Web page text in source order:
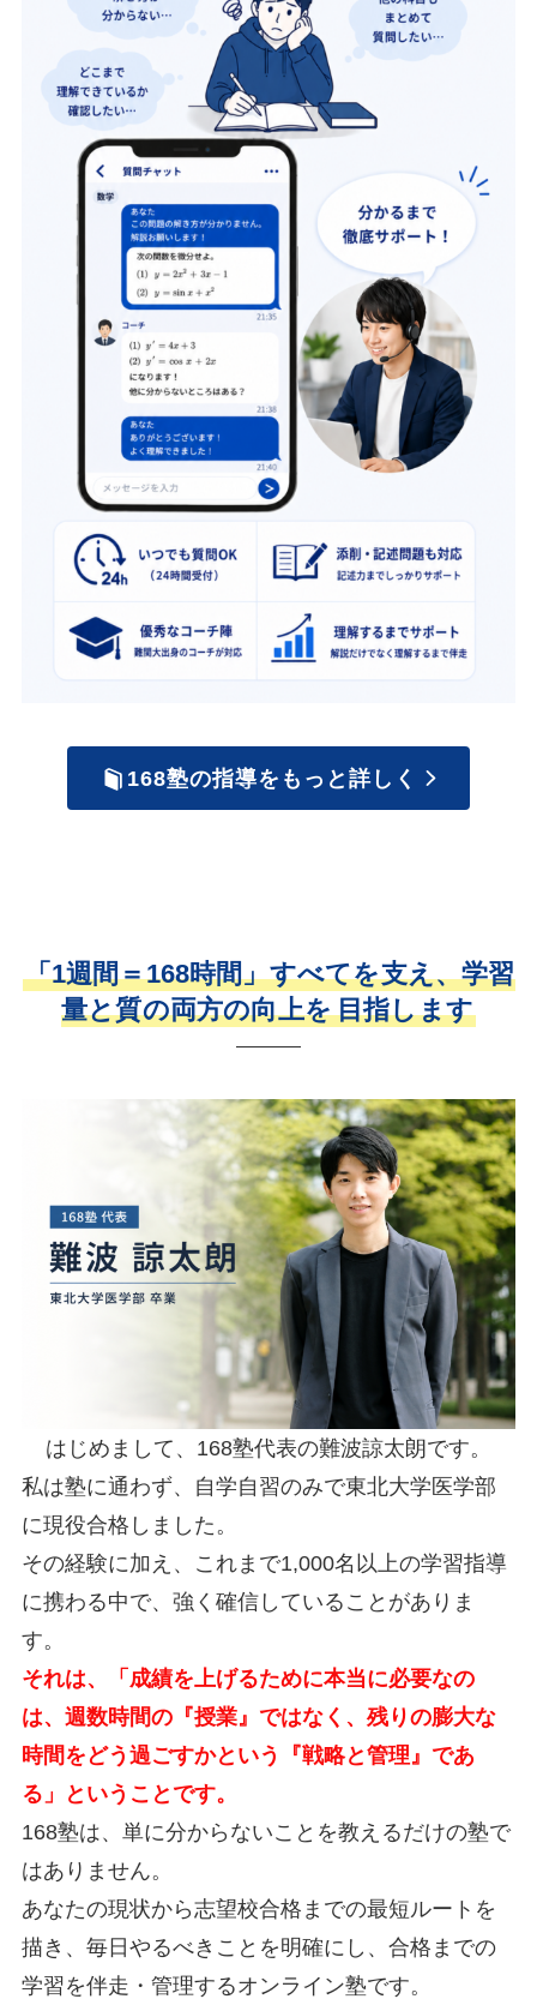
168塾の指導をもっと詳しく
「1週間＝168時間」すべてを支え、学習
量と質の両方の向上を目指します
はじめまして、168塾代表の難波諒太朗です。
私は塾に通わず、自学自習のみで東北大学医学部
に現役合格しました。
その経験に加え、これまで1,000名以上の学習指導
に携わる中で、強く確信していることがありま
す。
それは、「成績を上げるために本当に必要なの
は、週数時間の『授業』ではなく、残りの膨大な
時間をどう過ごすかという『戦略と管理』であ
る」ということです。
168塾は、単に分からないことを教えるだけの塾で
はありません。
あなたの現状から志望校合格までの最短ルートを
描き、毎日やるべきことを明確にし、合格までの
学習を伴走・管理するオンライン塾です。